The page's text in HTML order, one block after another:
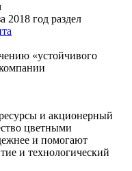
2018 год раздел
«устойчивого
и акционерный
цветными
и помогают
и технологический